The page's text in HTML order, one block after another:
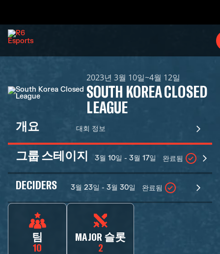
2023년 3월 10일~4월 12일
SOUTH KOREA CLOSED
LEAGUE
개요 대회 정보
그룹 스테이지 3월 10일 - 3월 17일 완료됨
DECIDERS 3월 23일 - 3월 30일 완료됨
팀
10
MAJOR 슬롯
2